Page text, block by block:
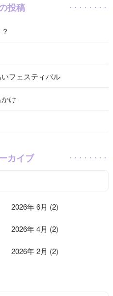
投稿
フェスティバル
け
カイブ
2026年 6月 (2)
2026年 4月 (2)
2026年 2月 (2)